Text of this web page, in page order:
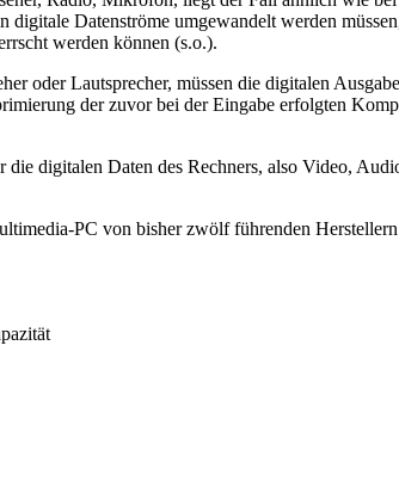
digitale Datenströme umgewandelt werden
werden können (s.o.).
oder Lautsprecher, müssen die digitalen
der zuvor bei der Eingabe erfolgten
digitalen Daten des Rechners, also Video,
PC von bisher zwölf führenden